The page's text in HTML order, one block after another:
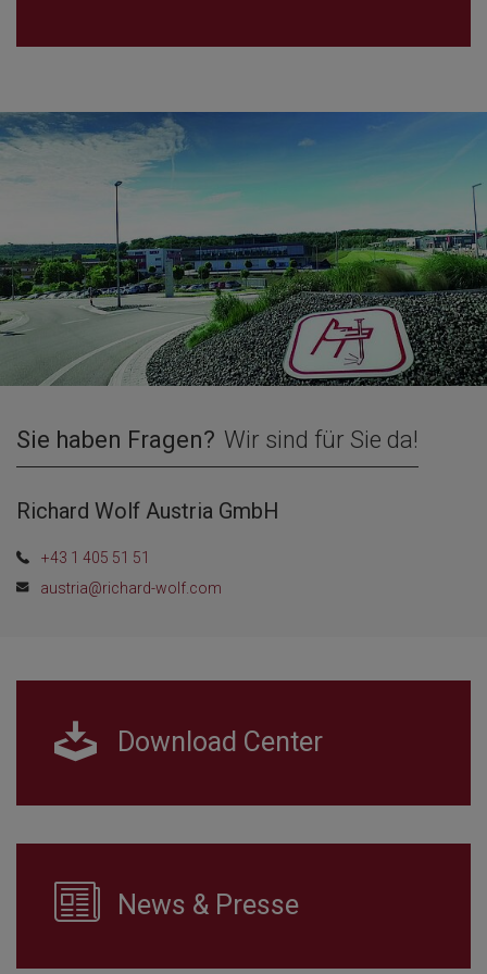
Sie haben Fragen? Wir sind für Sie da!
Richard Wolf Austria GmbH
+43 1 405 51 51
austria@richard-wolf.com
Download Center
News & Presse